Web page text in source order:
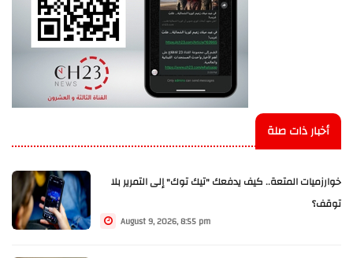
أخبار ذات صلة
خوارزميات المتعة.. كيف يدفعك "تيك توك" إلى التمرير بلا
توقف؟
August 9, 2026, 8:55 pm